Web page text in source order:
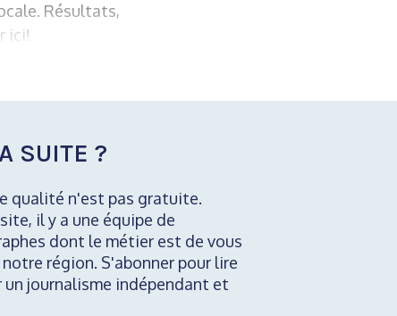
Résultats,
ici!
SUITE ?
qualité n'est pas gratuite.
il y a une équipe de
dont le métier est de vous
région. S'abonner pour lire
journalisme indépendant et